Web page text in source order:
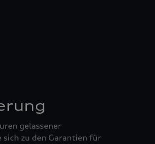
gelassener
zu den Garantien für